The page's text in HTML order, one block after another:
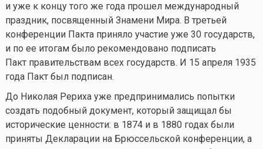
и уже к концу того же года прошел международный
праздник, посвященный Знамени Мира. В третьей
конференции Пакта приняло участие уже 30 государств,
и по ее итогам было рекомендовано подписать
Пакт правительствам всех государств. И 15 апреля 1935
года Пакт был подписан.
До Николая Рериха уже предпринимались попытки
создать подобный документ, который защищал бы
исторические ценности: в 1874 и в 1880 годах были
приняты Декларации на Брюссельской конференции, а